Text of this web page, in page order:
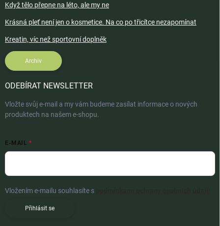
Když tělo přepne na léto, ale my ne
Krásná pleť není jen o kosmetice. Na co po třicítce nezapomínat
Kreatin, víc než sportovní doplněk
Archiv
ODEBÍRAT NEWSLETTER
Vložte svůj e-mail a my vám budeme zasílat informace o nových
produktech na našem e-shopu.
E-MAIL
Vložením e-mailu souhlasíte s
Přihlásit se